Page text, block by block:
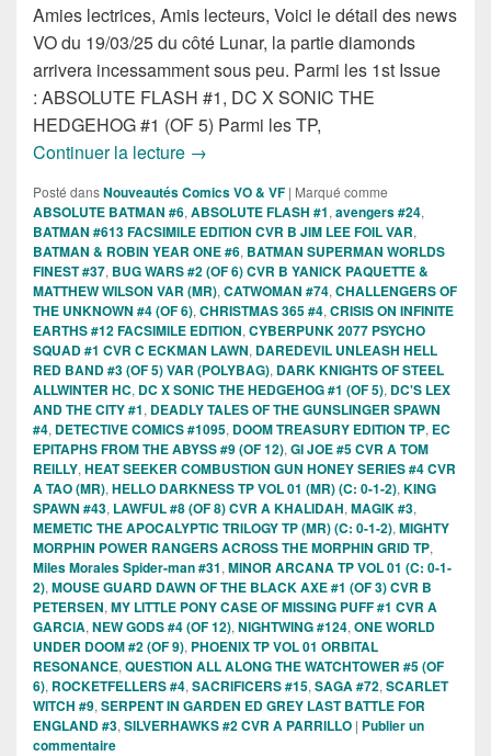
Amies lectrices, Amis lecteurs, Voici le détail des news
VO du 19/03/25 du côté Lunar, la partie diamonds
arrivera incessamment sous peu. Parmi les 1st Issue
: ABSOLUTE FLASH #1, DC X SONIC THE
HEDGEHOG #1 (OF 5) Parmi les TP,
Continuer la lecture Sorties des Comics VO lunar de la
→
Posté dansNouveautés Comics VO & VF | Marqué comme
ABSOLUTE BATMAN #6, ABSOLUTE FLASH #1, avengers #24,
BATMAN #613 FACSIMILE EDITION CVR B JIM LEE FOIL VAR,
BATMAN & ROBIN YEAR ONE #6, BATMAN SUPERMAN WORLDS
FINEST #37, BUG WARS #2 (OF 6) CVR B YANICK PAQUETTE &
MATTHEW WILSON VAR (MR), CATWOMAN #74, CHALLENGERS OF
THE UNKNOWN #4 (OF 6), CHRISTMAS 365 #4, CRISIS ON INFINITE
EARTHS #12 FACSIMILE EDITION, CYBERPUNK 2077 PSYCHO
SQUAD #1 CVR C ECKMAN LAWN, DAREDEVIL UNLEASH HELL
RED BAND #3 (OF 5) VAR (POLYBAG), DARK KNIGHTS OF STEEL
ALLWINTER HC, DC X SONIC THE HEDGEHOG #1 (OF 5), DC'S LEX
AND THE CITY #1, DEADLY TALES OF THE GUNSLINGER SPAWN
#4, DETECTIVE COMICS #1095, DOOM TREASURY EDITION TP, EC
EPITAPHS FROM THE ABYSS #9 (OF 12), GI JOE #5 CVR A TOM
REILLY, HEAT SEEKER COMBUSTION GUN HONEY SERIES #4 CVR
A TAO (MR), HELLO DARKNESS TP VOL 01 (MR) (C: 0-1-2), KING
SPAWN #43, LAWFUL #8 (OF 8) CVR A KHALIDAH, MAGIK #3,
MEMETIC THE APOCALYPTIC TRILOGY TP (MR) (C: 0-1-2), MIGHTY
MORPHIN POWER RANGERS ACROSS THE MORPHIN GRID TP,
Miles Morales Spider-man #31, MINOR ARCANA TP VOL 01 (C: 0-1-
2), MOUSE GUARD DAWN OF THE BLACK AXE #1 (OF 3) CVR B
PETERSEN, MY LITTLE PONY CASE OF MISSING PUFF #1 CVR A
GARCIA, NEW GODS #4 (OF 12), NIGHTWING #124, ONE WORLD
UNDER DOOM #2 (OF 9), PHOENIX TP VOL 01 ORBITAL
RESONANCE, QUESTION ALL ALONG THE WATCHTOWER #5 (OF
6), ROCKETFELLERS #4, SACRIFICERS #15, SAGA #72, SCARLET
WITCH #9, SERPENT IN GARDEN ED GREY LAST BATTLE FOR
ENGLAND #3, SILVERHAWKS #2 CVR A PARRILLO | Publier un
commentaire